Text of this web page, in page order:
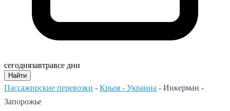
сегоднязавтравсе дни
Найти
Пассажирские перевозки - Крым - Украина - Инкерман -
Запорожье